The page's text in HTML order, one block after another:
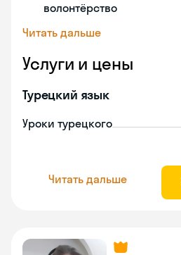
волонтёрство
Читать дальше
Услуги и цены
Турецкий язык
Уроки турецкого
Читать дальше